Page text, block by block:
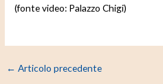
(fonte video: Palazzo Chigi)
← Articolo precedente